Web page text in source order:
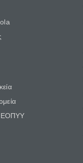
ΕΟΠΥΥ